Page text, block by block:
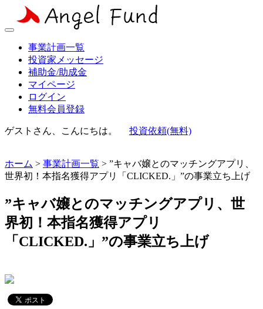
事業計画一覧
投資家メッセージ
補助金/助成金
マイページ
ログイン
無料会員登録
ゲストさん、こんにちは。 投資依頼(無料)
ホーム > 事業計画一覧 > ”キャバ嬢とのマッチングアプリ、
世界初！本指名獲得アプリ「CLICKED.」”の事業立ち上げ
”キャバ嬢とのマッチングアプリ、世
界初！本指名獲得アプリ
「CLICKED.」”の事業立ち上げ